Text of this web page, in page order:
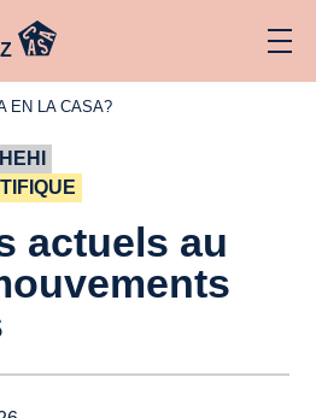
EN LA CASA?
actuels au